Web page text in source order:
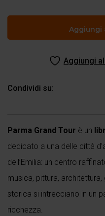
quantità
Aggiungi
Aggiungi
Condividi su:
Parma Grand Tour è un
dedicato a una delle città
dell’Emilia: un centro
musica, pittura,
storica si intrecciano in un
ricchezza.